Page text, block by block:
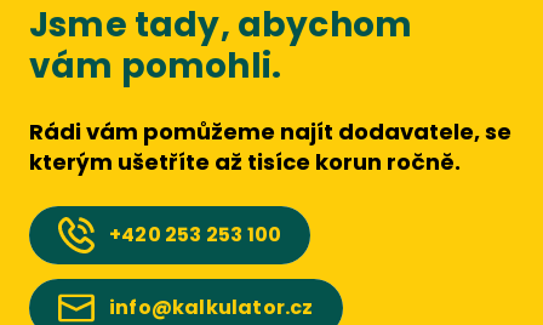
Jsme tady, abychom
vám pomohli.
Rádi vám pomůžeme najít dodavatele, se
kterým ušetříte až tisíce korun ročně.
+420 253 253 100
info@kalkulator.cz